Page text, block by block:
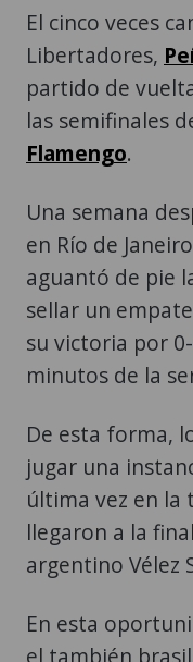
El cinco veces
Libertadores,
partido de
las semifinales
Flamengo.
Una semana
en Río de
aguantó de pie
sellar un
su victoria por
minutos de la
De esta forma,
jugar una
última vez en la
llegaron a la
argentino Vélez
En esta
el también